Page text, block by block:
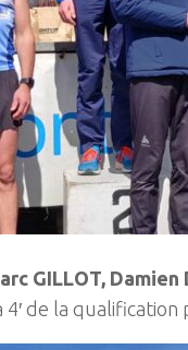
GILLOT,
de la